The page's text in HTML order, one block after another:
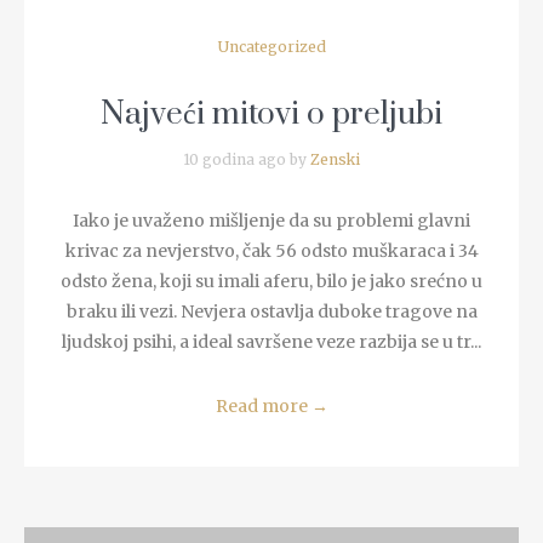
Uncategorized
Najveći mitovi o preljubi
10 godina ago by Zenski
Iako je uvaženo mišljenje da su problemi glavni
krivac za nevjerstvo, čak 56 odsto muškaraca i 34
odsto žena, koji su imali aferu, bilo je jako srećno u
braku ili vezi. Nevjera ostavlja duboke tragove na
ljudskoj psihi, a ideal savršene veze razbija se u tr...
Read more →